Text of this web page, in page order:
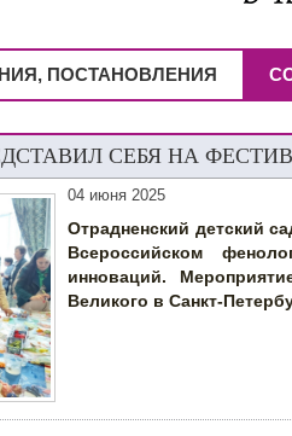
ПОСТАНОВЛЕНИЯ
СЕБЯ НА
04 июня 2025
Отрадненский детский
Всероссийском
инноваций.
Великого в Санкт-